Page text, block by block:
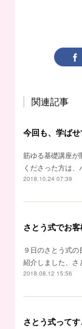
関連記事
今回も、学ばせ
筋ゆる基礎講座が
くださった方は
2018.10.24 07:39
さとう式でお
９日のさとう式
紹介しました、
2018.08.12 15:56
さとう式ってす